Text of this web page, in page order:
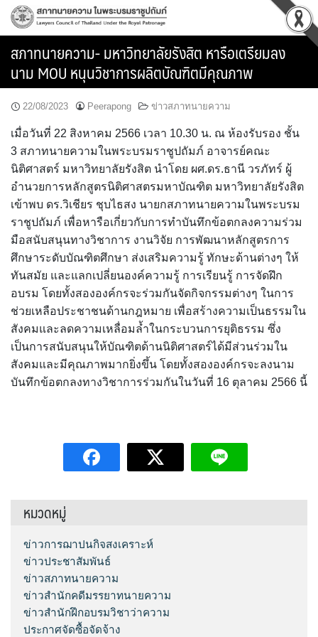
Skip
สภาทนายความ- มหาวิทยาลัยรังสิต หารือเตรียมลง
นาม MOU หนุนวิชาการผลิตบัณฑิตมีคุณภาพ
22/08/2023 Peerapong ข่าวสภาทนายความ
เมื่อวันที่ 22 สิงหาคม 2566 เวลา 10.30 น. ณ ห้องรับรอง ชั้น
3 สภาทนายความในพระบรมราชูปถัมภ์ อาจารย์คณะ
นิติศาสตร์ มหาวิทยาลัยรังสิต นำโดย ผศ.ดร.ธานี วรภัทร์ ผู้
อำนวยการหลักสูตรนิติศาสตรมหาบัณฑิต มหาวิทยาลัยรังสิต
เข้าพบ ดร.วิเชียร ชุบไธสง นายกสภาทนายความในพระบรม
ราชูปถัมภ์ เพื่อหารือเกี่ยวกับการทำบันทึกข้อตกลงความร่วม
มือสนับสนุนทางวิชาการ งานวิจัย การพัฒนาหลักสูตรการ
ศึกษาระดับบัณฑิตศึกษา ส่งเสริมความรู้ ทักษะด้านต่างๆ ให้
ทันสมัย และแลกเปลี่ยนองค์ความรู้ การเรียนรู้ การจัดฝึก
อบรม โดยทั้งสององค์กรจะร่วมกันจัดกิจกรรมต่างๆ ในการ
ช่วยเหลือประชาชนด้านกฎหมาย เพื่อสร้างความเป็นธรรมใน
สังคมและลดความเหลื่อมล้ำในกระบวนการยุติธรรม ซึ่ง
เป็นการสนับสนุนให้บัณฑิตด้านนิติศาสตร์ได้มีส่วนร่วมใน
สังคมและมีคุณภาพมากยิ่งขึ้น โดยทั้งสององค์กรจะลงนาม
บันทึกข้อตกลงทางวิชาการร่วมกันในวันที่ 16 ตุลาคม 2566 นี้
หมวดหมู่
ข่าวการฌาปนกิจสงเคราะห์
ข่าวประชาสัมพันธ์
ข่าวสภาทนายความ
ข่าวสำนักคดีมรรยาทนายความ
ข่าวสำนักฝึกอบรมวิชาว่าความ
ประกาศจัดซื้อจัดจ้าง